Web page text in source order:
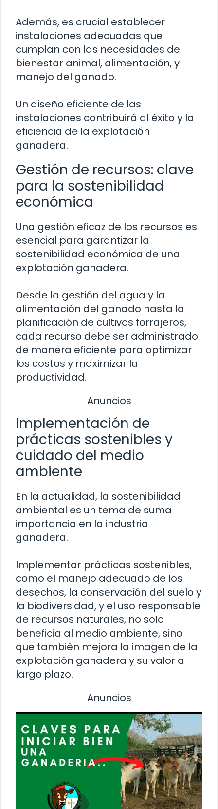
Además, es crucial establecer
instalaciones adecuadas que
cumplan con las necesidades de
bienestar animal, alimentación, y
manejo del ganado.
Un diseño eficiente de las
instalaciones contribuirá al éxito y la
eficiencia de la explotación
ganadera.
Gestión de recursos: clave
para la sostenibilidad
económica
Una gestión eficaz de los recursos es
esencial para garantizar la
sostenibilidad económica de una
explotación ganadera.
Desde la gestión del agua y la
alimentación del ganado hasta la
planificación de cultivos forrajeros,
cada recurso debe ser administrado
de manera eficiente para optimizar
los costos y maximizar la
productividad.
Anuncios
Implementación de
prácticas sostenibles y
cuidado del medio
ambiente
En la actualidad, la sostenibilidad
ambiental es un tema de suma
importancia en la industria
ganadera.
Implementar prácticas sostenibles,
como el manejo adecuado de los
desechos, la conservación del suelo y
la biodiversidad, y el uso responsable
de recursos naturales, no solo
beneficia al medio ambiente, sino
que también mejora la imagen de la
explotación ganadera y su valor a
largo plazo.
Anuncios